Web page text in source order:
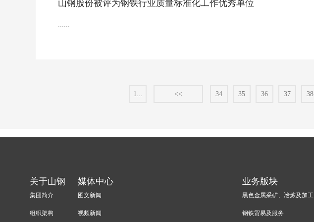
山钢股份被评为钢铁行业质量标准化工作优秀单位
......
1... << 34 35 36 37 38
关于山钢
集团简介
组织架构
媒体中心
图文新闻
视频新闻
业务版块
黑色金属采矿、冶炼及加工
钢铁贸易及服务